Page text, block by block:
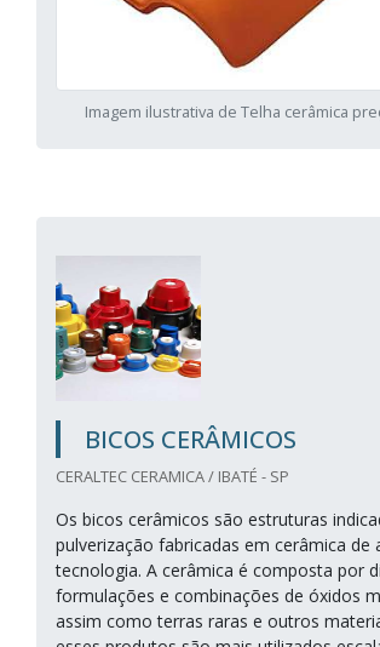
Imagem ilustrativa de Telha cerâmica
BICOS CERÂMICOS
CERALTEC CERAMICA / IBATÉ - SP
Os bicos cerâmicos são estruturas
pulverização fabricadas em cerâmica de
tecnologia. A cerâmica é composta por
formulações e combinações de óxidos
assim como terras raras e outros